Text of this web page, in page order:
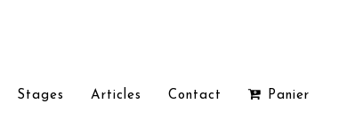
Stages Articles Contact Panier